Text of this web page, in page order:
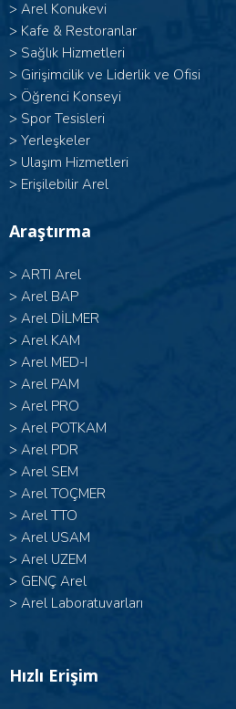
> Arel Konukevi
> Kafe & Restoranlar
> Sağlık Hizmetleri
> Girişimcilik ve Liderlik ve Ofisi
> Öğrenci Konseyi
> Spor Tesisleri
> Yerleşkeler
> Ulaşım Hizmetleri
> Erişilebilir Arel
Araştırma
> ARTI Arel
> Arel BAP
> Arel DİLMER
> Arel KAM
> Arel MED-I
> Arel PAM
> Arel PRO
> Arel POTKAM
> Arel PDR
> Arel SEM
> Arel TOÇMER
> Arel TTO
> Arel USAM
> Arel UZEM
> GENÇ Arel
> Arel Laboratuvarları
Hızlı Erişim